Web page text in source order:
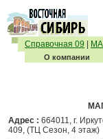
Справочная 09
О компании
Адрес : 664011, г.
409, (ТЦ Сезон, 4 этаж)